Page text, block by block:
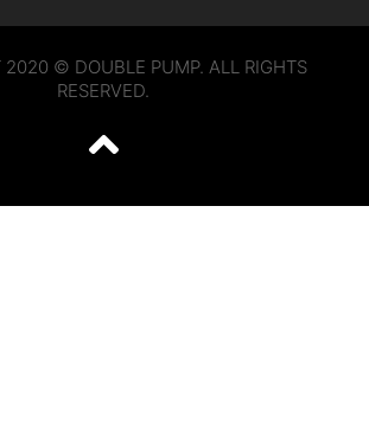
2020 © DOUBLE PUMP. ALL RIGHTS
RESERVED.